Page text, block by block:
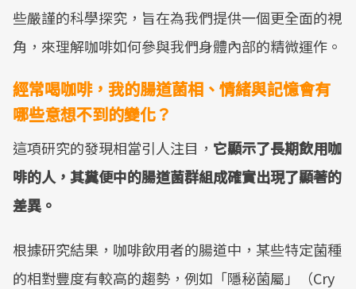
些嚴謹的科學探究，旨在為我們提供一個更全面的視
角，來理解咖啡如何參與我們身體內部的精微運作。
經常喝咖啡，我的腸道菌相、情緒與記憶會有
哪些意想不到的變化？
這項研究的發現相當引人注目， 它顯示了長期飲用咖
啡的人，其糞便中的腸道菌群組成確實出現了顯著的
差異。
根據研究結果，咖啡飲用者的腸道中，某些特定菌種
的相對豐度有較高的趨勢，例如「隱秘菌屬」（Cry